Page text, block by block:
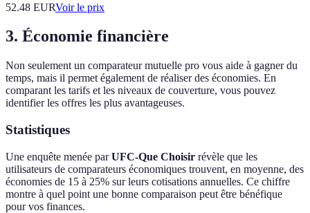
52.48 EURVoir le prix
3. Économie financière
Non seulement un comparateur mutuelle pro vous aide à gagner du
temps, mais il permet également de réaliser des économies. En
comparant les tarifs et les niveaux de couverture, vous pouvez
identifier les offres les plus avantageuses.
Statistiques
Une enquête menée parUFC-Que Choisir révèle que les
utilisateurs de comparateurs économiques trouvent, en moyenne, des
économies de 15 à 25% sur leurs cotisations annuelles. Ce chiffre
montre à quel point une bonne comparaison peut être bénéfique
pour vos finances.